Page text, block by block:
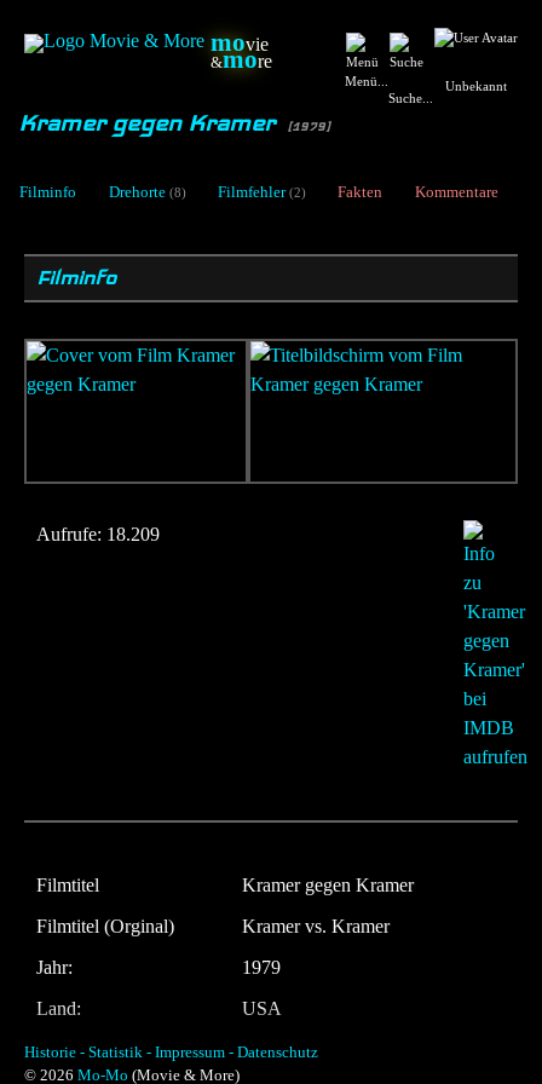
movie
&more
Menü...
Suche...
Unbekannt
Kramer gegen Kramer [1979]
Filminfo Drehorte (8) Filmfehler (2) Fakten Kommentare
Filminfo
Aufrufe: 18.209
Filmtitel
Kramer gegen Kramer
Filmtitel (Orginal)
Kramer vs. Kramer
Jahr:
1979
Land:
USA
Laufzeit:
105 Minuten
Historie - Statistik - Impressum - Datenschutz
© 2026 Mo-Mo (Movie & More)